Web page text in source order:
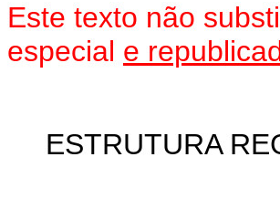
Este texto não
especial e
ESTRUTURA